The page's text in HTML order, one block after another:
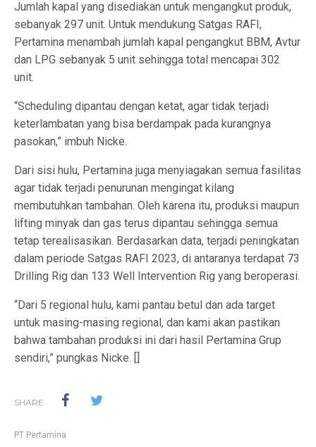
Jumlah kapal yang disediakan untuk mengangkut produk,
sebanyak 297 unit. Untuk mendukung Satgas RAFI,
Pertamina menambah jumlah kapal pengangkut BBM, Avtur
dan LPG sebanyak 5 unit sehingga total mencapai 302
unit.
“Scheduling dipantau dengan ketat, agar tidak terjadi
keterlambatan yang bisa berdampak pada kurangnya
pasokan,” imbuh Nicke.
Dari sisi hulu, Pertamina juga menyiagakan semua fasilitas
agar tidak terjadi penurunan mengingat kilang
membutuhkan tambahan. Oleh karena itu, produksi maupun
lifting minyak dan gas terus dipantau sehingga semua
tetap terealisasikan. Berdasarkan data, terjadi peningkatan
dalam periode Satgas RAFI 2023, di antaranya terdapat 73
Drilling Rig dan 133 Well Intervention Rig yang beroperasi.
“Dari 5 regional hulu, kami pantau betul dan ada target
untuk masing-masing regional, dan kami akan pastikan
bahwa tambahan produksi ini dari hasil Pertamina Grup
sendiri,” pungkas Nicke. []
SHARE
PT Pertamina